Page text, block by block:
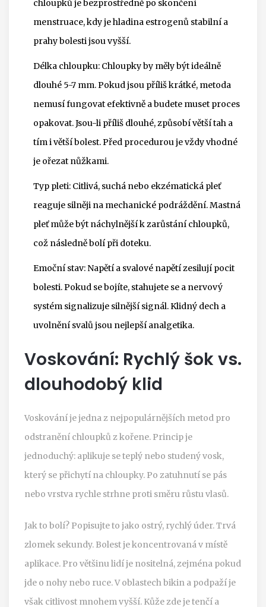
chloupků je bezprostředně po skončení
menstruace, kdy je hladina estrogenů stabilní a
prahy bolesti jsou vyšší.
Délka chloupku: Chloupky by měly být ideálně
dlouhé 5-7 mm. Pokud jsou příliš krátké, metoda
nemusí fungovat efektivně a budete muset proces
opakovat. Jsou-li příliš dlouhé, způsobí větší tah a
tím i větší bolest. Před procedurou je vždy vhodné
je ořezat nůžkami.
Typ pleti: Citlivá, suchá nebo ekzématická pleť
reaguje silněji na mechanické podráždění. Mastná
pleť může být náchylnější k zarůstání chloupků,
což následně bolí při doteku.
Emoční stav: Napětí a svalové napětí zesilují pocit
bolesti. Pokud se bojíte, stahujete se a nervový
systém signalizuje silnější signál. Klidný dech a
uvolnění svalů jsou nejlepší analgetika.
Voskování: Rychlý šok vs.
dlouhodobý klid
Voskování je jedna z nejpopulárnějších metod pro
odstranění chloupků z kořene. Princip je
jednoduchý: aplikuje se teplý nebo studený vosk,
který se přichytí na chloupky. Po zatuhnutí se pás
nebo vrstva rychle strhne proti směru růstu vlasů.
Jak to bolí? Popisujte to jako ostrý, rychlý úder. Trvá
zlomek sekundy. Bolest je koncentrovaná v místě
aplikace. Pro většinu lidí je nositelná, zejména pokud
jde o nohy nebo ruce. V oblastech bikin a podpaží je
však citlivost mnohem vyšší. Kůže zde je tenčí a